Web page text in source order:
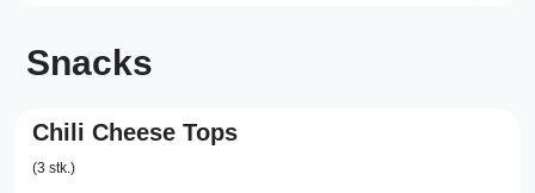
Snacks
Chili Cheese Tops
(3 stk.)